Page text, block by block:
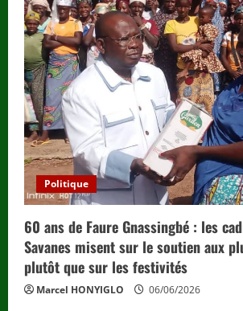
Politique
60 ans de Faure Gnassingbé : les
Savanes misent sur le soutien aux
plutôt que sur les festivités
Marcel HONYIGLO 06/06/2026